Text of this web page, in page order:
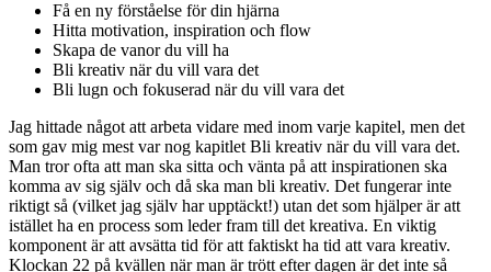
Få en ny förståelse för din hjärna
Hitta motivation, inspiration och flow
Skapa de vanor du vill ha
Bli kreativ när du vill vara det
Bli lugn och fokuserad när du vill vara det
Jag hittade något att arbeta vidare med inom varje kapitel, men det
som gav mig mest var nog kapitlet Bli kreativ när du vill vara det.
Man tror ofta att man ska sitta och vänta på att inspirationen ska
komma av sig själv och då ska man bli kreativ. Det fungerar inte
riktigt så (vilket jag själv har upptäckt!) utan det som hjälper är att
istället ha en process som leder fram till det kreativa. En viktig
komponent är att avsätta tid för att faktiskt ha tid att vara kreativ.
Klockan 22 på kvällen när man är trött efter dagen är det inte så